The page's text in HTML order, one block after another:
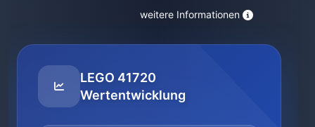
weitere Informationen
LEGO 41720
Wertentwicklung